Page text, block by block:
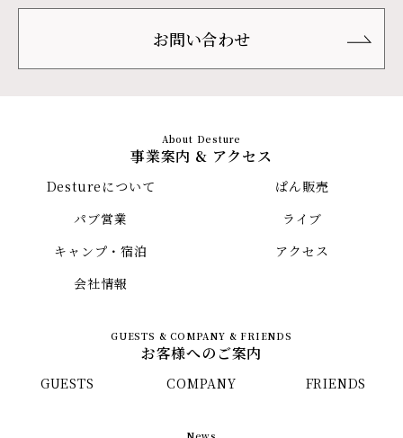
お問い合わせ
事業案内 & アクセス
Destureについて
ぱん販売
パブ営業
ライブ
キャンプ・宿泊
アクセス
会社情報
お客様へのご案内
GUESTS COMPANY FRIENDS